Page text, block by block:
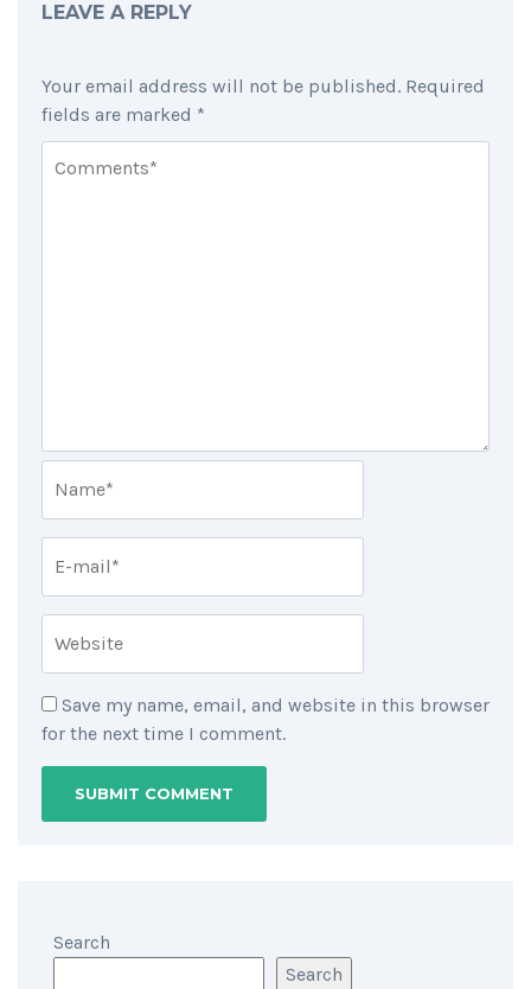
LEAVE A REPLY
Your email address will not be published. Required
fields are marked *
Save my name, email, and website in this browser
for the next time I comment.
Search
Search